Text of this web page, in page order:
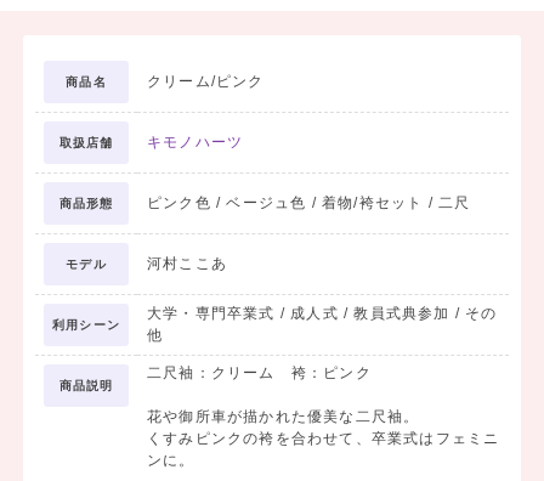
商品名 クリーム/ピンク
取扱店舗 キモノハーツ
商品形態 ピンク色 / ベージュ色 / 着物/袴セット / 二尺
モデル 河村ここあ
利用シーン
大学・専門卒業式 / 成人式 / 教員式典参加 / その
他
商品説明
二尺袖：クリーム 袴：ピンク
花や御所車が描かれた優美な二尺袖。
くすみピンクの袴を合わせて、卒業式はフェミニ
ンに。